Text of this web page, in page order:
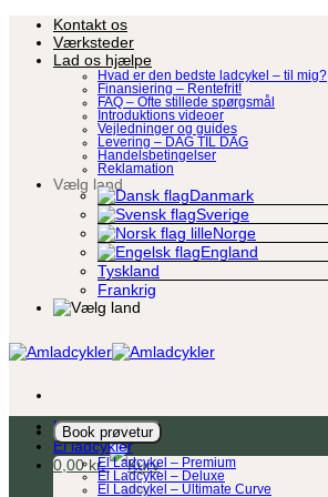
Fortsæt
indhold
Kontakt os
Værksteder
Lad os hjælpe
Hvad er den bedste ladcykel – til mig?
Finansiering – Rentefrit!
FAQ – Ofte stillede spørgsmål
Introduktions videoer
Vejledninger og guides
Levering – DAG TIL DAG
Handelsbetingelser
Reklamation
Vælg land
Danmark
Sverige
Norge
England
Tyskland
Frankrig
Book prøvetur
0,00kr.
Ladcykel
El ladcykler
El Ladcykel – Premium
El Ladcykel – Deluxe
El Ladcykel – Ultimate Curve